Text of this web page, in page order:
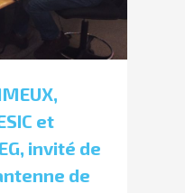
et
invité de
de